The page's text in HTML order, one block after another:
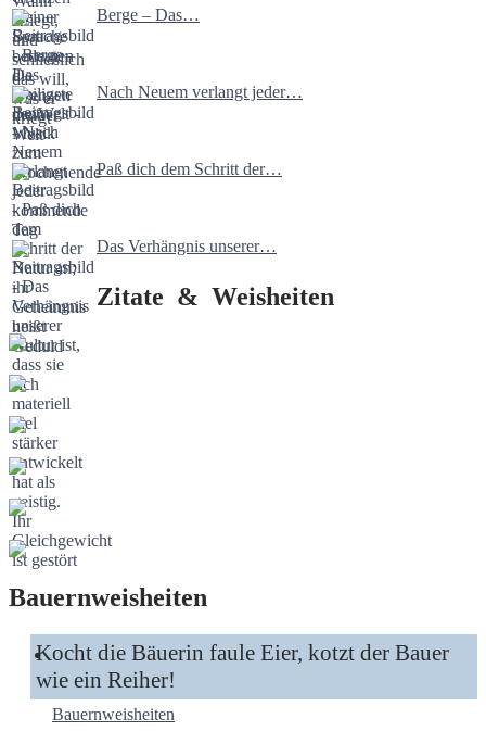
Berge – Das…
Nach Neuem verlangt jeder…
Paß dich dem Schritt der…
Das Verhängnis unserer…
Zitate & Weisheiten
Bauernweisheiten
Kocht die Bäuerin faule Eier, kotzt der Bauer
wie ein Reiher!
Bauernweisheiten